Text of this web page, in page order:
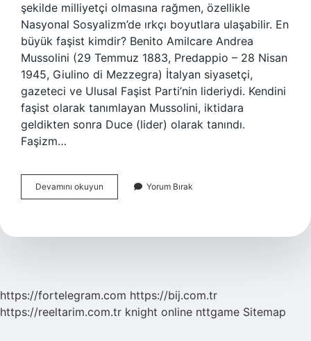
şekilde milliyetçi olmasına rağmen, özellikle
Nasyonal Sosyalizm’de ırkçı boyutlara ulaşabilir. En
büyük faşist kimdir? Benito Amilcare Andrea
Mussolini (29 Temmuz 1883, Predappio – 28 Nisan
1945, Giulino di Mezzegra) İtalyan siyasetçi,
gazeteci ve Ulusal Faşist Parti’nin lideriydi. Kendini
faşist olarak tanımlayan Mussolini, iktidara
geldikten sonra Duce (lider) olarak tanındı.
Faşizm…
Devamını okuyun
Faşizm
Yorum Bırak
https://fortelegram.com https://bij.com.tr
https://reeltarim.com.tr knight online nttgame Sitemap